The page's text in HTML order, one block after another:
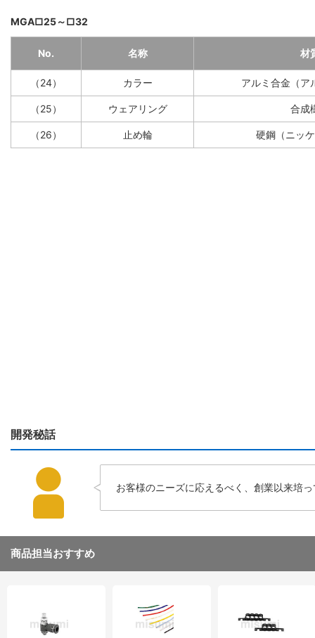
MGA□25～□32
No. 名称 材
（24） カラー アルミ合金（ア
（25） ウェアリング 合成
（26） 止め輪 硬鋼（ニッ
開発秘話
お客様のニーズに応えるべく、創業以来培
商品担当おすすめ